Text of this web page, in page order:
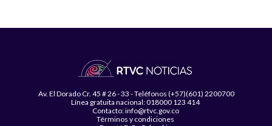
Av. El Dorado Cr. 45 # 26 - 33 - Teléfonos (+57)(601) 2200700
Línea gratuita nacional: 018000 123 414
Contacto: info@rtvc.gov.co
Términos y condiciones